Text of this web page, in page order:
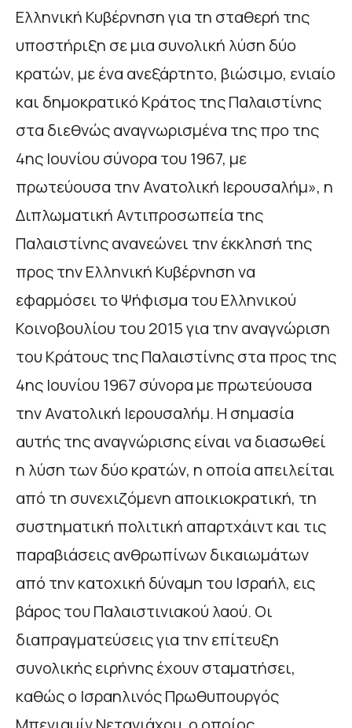
Ελληνική Κυβέρνηση για τη σταθερή της
υποστήριξη σε μια συνολική λύση δύο
κρατών, με ένα ανεξάρτητο, βιώσιμο, ενιαίο
και δημοκρατικό Κράτος της Παλαιστίνης
στα διεθνώς αναγνωρισμένα της προ της
4ης Ιουνίου σύνορα του 1967, με
πρωτεύουσα την Ανατολική Ιερουσαλήμ», η
Διπλωματική Αντιπροσωπεία της
Παλαιστίνης ανανεώνει την έκκλησή της
προς την Ελληνική Κυβέρνηση να
εφαρμόσει το Ψήφισμα του Ελληνικού
Κοινοβουλίου του 2015 για την αναγνώριση
του Κράτους της Παλαιστίνης στα προς της
4ης Ιουνίου 1967 σύνορα με πρωτεύουσα
την Ανατολική Ιερουσαλήμ. Η σημασία
αυτής της αναγνώρισης είναι να διασωθεί
η λύση των δύο κρατών, η οποία απειλείται
από τη συνεχιζόμενη αποικιοκρατική, τη
συστηματική πολιτική απαρτχάιντ και τις
παραβιάσεις ανθρωπίνων δικαιωμάτων
από την κατοχική δύναμη του Ισραήλ, εις
βάρος του Παλαιστινιακού λαού. Οι
διαπραγματεύσεις για την επίτευξη
συνολικής ειρήνης έχουν σταματήσει,
καθώς ο Ισραηλινός Πρωθυπουργός